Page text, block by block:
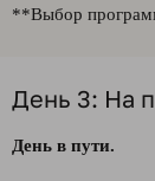
**Выбор
День 3: На
День в пути.